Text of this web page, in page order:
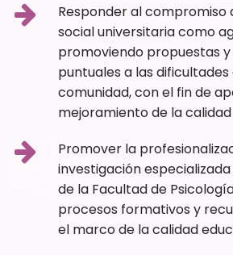
Responder al compromiso
social universitaria como
promoviendo propuestas
puntuales a las
comunidad, con el fin de
mejoramiento de la calidad
Promover la
investigación
de la Facultad de
procesos formativos y
el marco de la calidad